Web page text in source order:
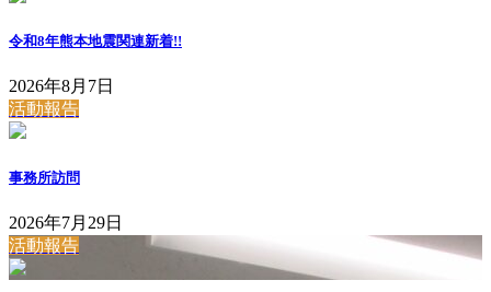
令和8年熊本地震関連新着!!
2026年8月7日
活動報告
事務所訪問
2026年7月29日
活動報告